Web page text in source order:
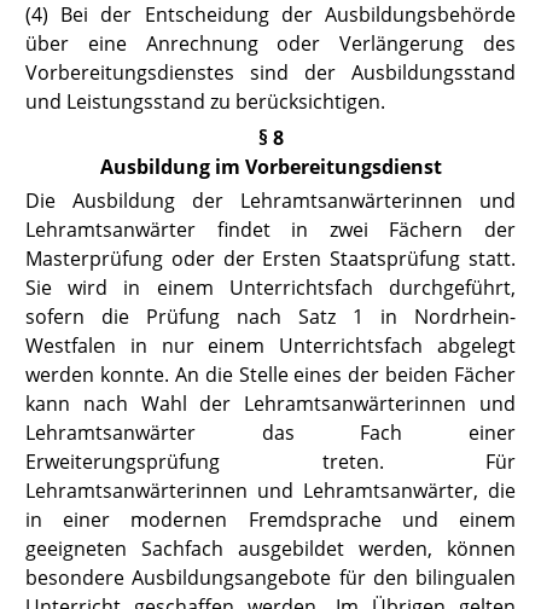
(4) Bei der Entscheidung der Ausbildungsbehörde
über eine Anrechnung oder Verlängerung des
Vorbereitungsdienstes sind der Ausbildungsstand
und Leistungsstand zu berücksichtigen.
§ 8
Ausbildung im Vorbereitungsdienst
Die Ausbildung der Lehramtsanwärterinnen und
Lehramtsanwärter findet in zwei Fächern der
Masterprüfung oder der Ersten Staatsprüfung statt.
Sie wird in einem Unterrichtsfach durchgeführt,
sofern die Prüfung nach Satz 1 in Nordrhein-
Westfalen in nur einem Unterrichtsfach abgelegt
werden konnte. An die Stelle eines der beiden Fächer
kann nach Wahl der Lehramtsanwärterinnen und
Lehramtsanwärter das Fach einer
Erweiterungsprüfung treten. Für
Lehramtsanwärterinnen und Lehramtsanwärter, die
in einer modernen Fremdsprache und einem
geeigneten Sachfach ausgebildet werden, können
besondere Ausbildungsangebote für den bilingualen